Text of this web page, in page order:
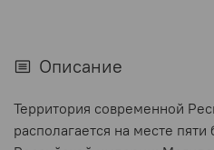
Описание
Территория современной
располагается на месте